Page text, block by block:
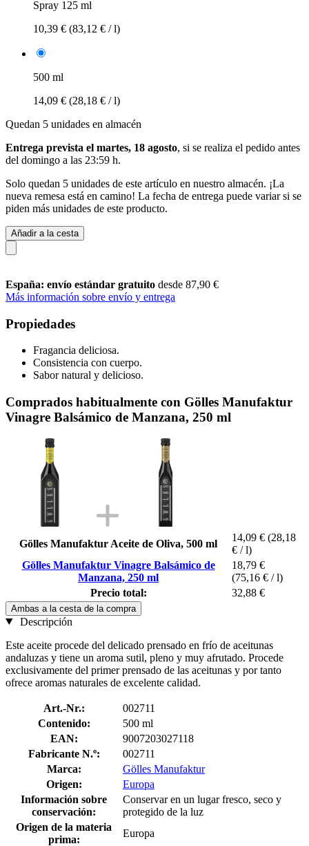
Spray 125 ml
10,39 € (83,12 € / l)
500 ml
14,09 € (28,18 € / l)
Quedan 5 unidades en almacén
Entrega prevista el martes, 18 agosto, si se realiza el pedido antes
del domingo a las 23:59 h.
Solo quedan 5 unidades de este artículo en nuestro almacén. ¡La
nueva remesa está en camino! La fecha de entrega puede variar si se
piden más unidades de este producto.
Añadir a la cesta
España: envío estándar gratuito desde 87,90 €
Más información sobre envío y entrega
Propiedades
Fragancia deliciosa.
Consistencia con cuerpo.
Sabor natural y delicioso.
Comprados habitualmente con Gölles Manufaktur
Vinagre Balsámico de Manzana, 250 ml
Gölles Manufaktur Aceite de Oliva, 500 ml
14,09 € (28,18
€ / l)
Gölles Manufaktur Vinagre Balsámico de
Manzana, 250 ml
18,79 €
(75,16 € / l)
Precio total:
32,88 €
Ambas a la cesta de la compra
Descripción
Este aceite procede del delicado prensado en frío de aceitunas
andaluzas y tiene un aroma sutil, pleno y muy afrutado. Procede
exclusivamente del primer prensado de las aceitunas y por tanto
ofrece aromas naturales de excelente calidad.
Art.-Nr.:
002711
Contenido:
500 ml
EAN:
9007203027118
Fabricante N.º:
002711
Marca:
Gölles Manufaktur
Origen:
Europa
Información sobre
conservación:
Conservar en un lugar fresco, seco y
protegido de la luz
Origen de la materia
prima:
Europa